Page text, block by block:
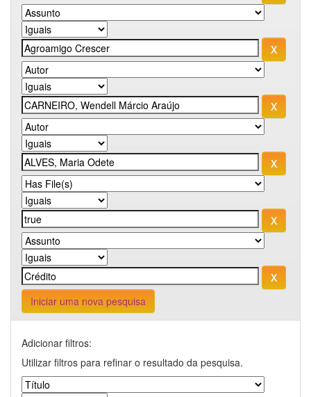
Iniciar uma nova pesquisa
Adicionar filtros:
Utilizar filtros para refinar o resultado da pesquisa.